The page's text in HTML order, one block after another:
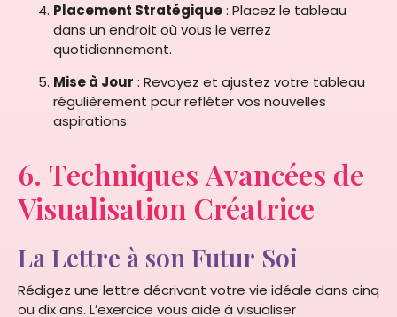
Placement Stratégique: Placez le tableau
dans un endroit où vous le verrez
quotidiennement.
Mise à Jour : Revoyez et ajustez votre tableau
régulièrement pour refléter vos nouvelles
aspirations.
6. Techniques Avancées de
Visualisation Créatrice
La Lettre à son Futur Soi
Rédigez une lettre décrivant votre vie idéale dans cinq
ou dix ans. L’exercice vous aide à visualiser